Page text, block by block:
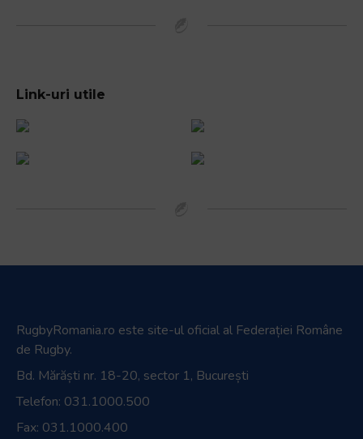
Link-uri utile
RugbyRomania.ro este site-ul oficial al Federației Române
de Rugby.
Bd. Mărăști nr. 18-20, sector 1, București
Telefon: 031.1000.500
Fax: 031.1000.400